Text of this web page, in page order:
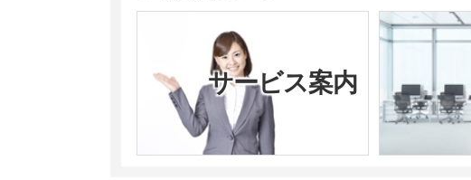
サービス案内